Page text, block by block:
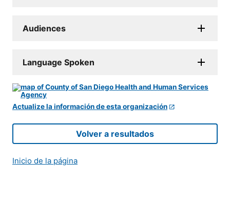
Audiences
Language Spoken
Actualize la información de esta organización
Volver a resultados
Inicio de la página